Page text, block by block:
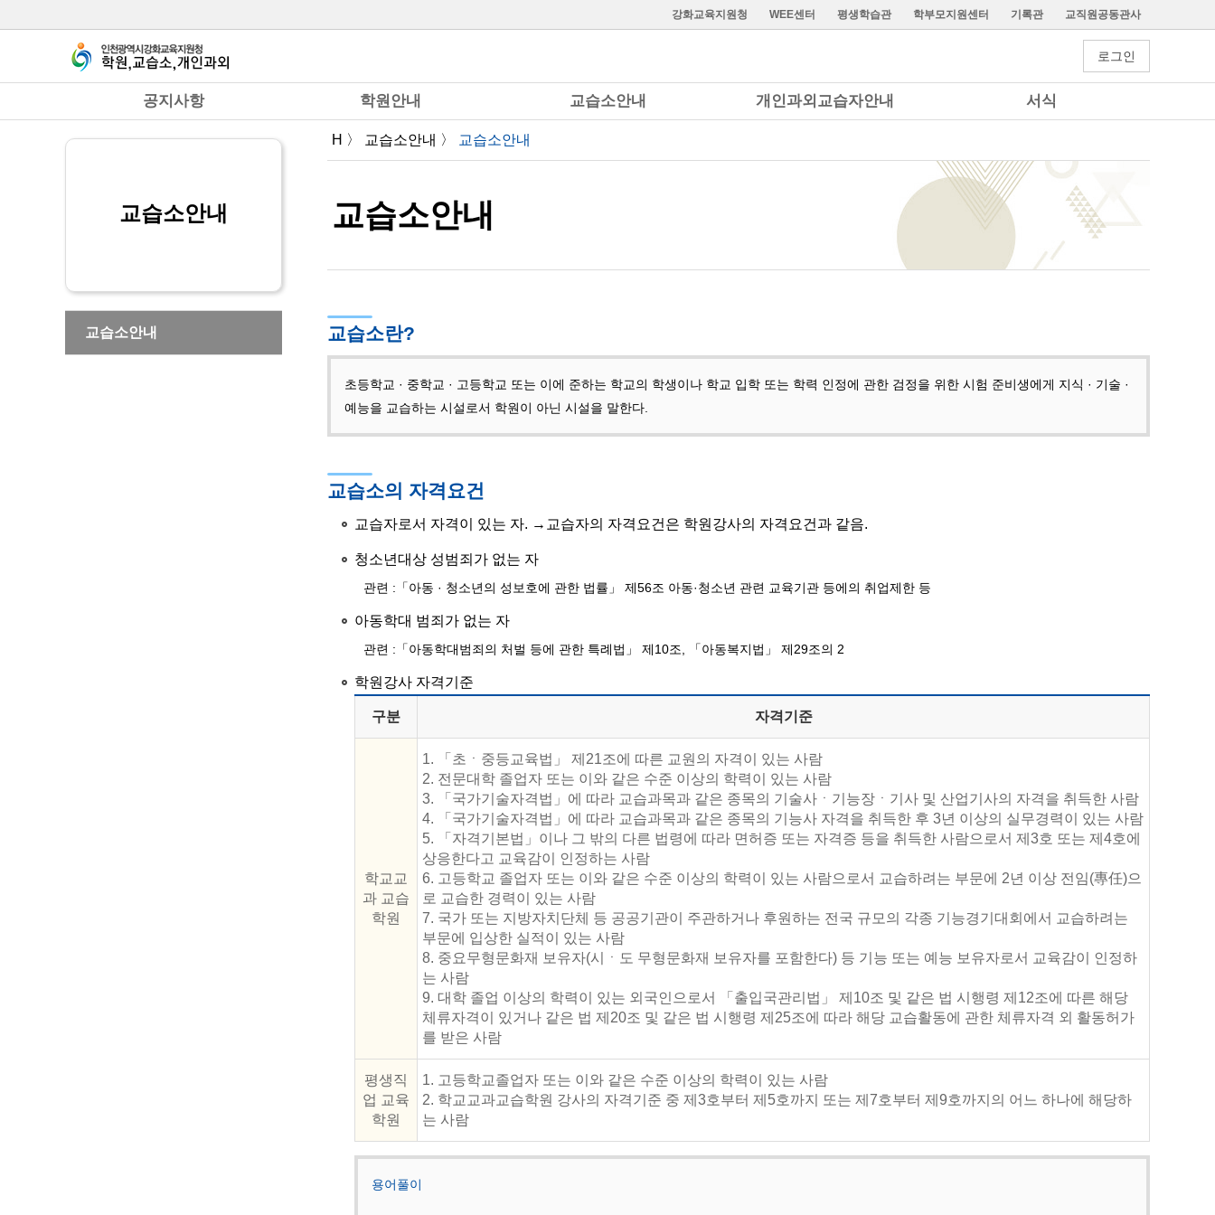
강화교육지원청 WEE센터 평생학습관 학부모지원센터 기록관 교직원공동관사
로그인
공지사항 학원안내 교습소안내 개인과외교습자안내 서식
교습소안내
교습소안내
H 〉 교습소안내 〉 교습소안내
교습소안내
교습소란?
초등학교 · 중학교 · 고등학교 또는 이에 준하는 학교의 학생이나 학교 입학 또는 학력 인정에 관한 검정을 위한 시험 준비생에게 지식 · 기술 ·
예능을 교습하는 시설로서 학원이 아닌 시설을 말한다.
교습소의 자격요건
교습자로서 자격이 있는 자. →교습자의 자격요건은 학원강사의 자격요건과 같음.
청소년대상 성범죄가 없는 자
관련 :「아동 · 청소년의 성보호에 관한 법률」 제56조 아동·청소년 관련 교육기관 등에의 취업제한 등
아동학대 범죄가 없는 자
관련 :「아동학대범죄의 처벌 등에 관한 특례법」 제10조, 「아동복지법」 제29조의 2
학원강사 자격기준
구분 자격기준
학교교
과 교습
학원
1. 「초ㆍ중등교육법」 제21조에 따른 교원의 자격이 있는 사람
2. 전문대학 졸업자 또는 이와 같은 수준 이상의 학력이 있는 사람
3. 「국가기술자격법」에 따라 교습과목과 같은 종목의 기술사ㆍ기능장ㆍ기사 및 산업기사의 자격을 취득한 사람
4. 「국가기술자격법」에 따라 교습과목과 같은 종목의 기능사 자격을 취득한 후 3년 이상의 실무경력이 있는 사람
5. 「자격기본법」이나 그 밖의 다른 법령에 따라 면허증 또는 자격증 등을 취득한 사람으로서 제3호 또는 제4호에
상응한다고 교육감이 인정하는 사람
6. 고등학교 졸업자 또는 이와 같은 수준 이상의 학력이 있는 사람으로서 교습하려는 부문에 2년 이상 전임(專任)으
로 교습한 경력이 있는 사람
7. 국가 또는 지방자치단체 등 공공기관이 주관하거나 후원하는 전국 규모의 각종 기능경기대회에서 교습하려는
부문에 입상한 실적이 있는 사람
8. 중요무형문화재 보유자(시ㆍ도 무형문화재 보유자를 포함한다) 등 기능 또는 예능 보유자로서 교육감이 인정하
는 사람
9. 대학 졸업 이상의 학력이 있는 외국인으로서 「출입국관리법」 제10조 및 같은 법 시행령 제12조에 따른 해당
체류자격이 있거나 같은 법 제20조 및 같은 법 시행령 제25조에 따라 해당 교습활동에 관한 체류자격 외 활동허가
를 받은 사람
평생직
업 교육
학원
1. 고등학교졸업자 또는 이와 같은 수준 이상의 학력이 있는 사람
2. 학교교과교습학원 강사의 자격기준 중 제3호부터 제5호까지 또는 제7호부터 제9호까지의 어느 하나에 해당하
는 사람
용어풀이